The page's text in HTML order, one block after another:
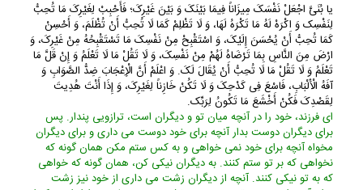
یا بُنَیَّ اجْعَلْ نَفْسَکَ مِیزَاناً فِیمَا بَیْنَکَ وَ بَیْنَ غَیْرِکَ؛ فَأَحْبِبْ لِغَیْرِکَ مَا تُحِبُّ
لِنَفْسِک وَ اکْرَهْ لَهُ مَا تَکْرَهُ لَهَا، وَ لَا تَظْلِمْ کَمَا لَا تُحِبُّ أَنْ تُظْلَمَ، وَ أَحْسِنْ
کَمَا تُحِبُّ أَنْ یُحْسَنَ إِلَیْکَ، وَ اسْتَقْبِحْ مِنْ نَفْسِکَ مَا تَسْتَقْبِحُهُ مِنْ غَیْرِکَ، وَ
ارْضَ مِنَ النَّاسِ بِمَا تَرْضَاهُ لَهُمْ مِنْ نَفْسِکَ، وَ لَا تَقُلْ مَا لَا تَعْلَمُ وَ إِنْ قَلَّ مَا
تَعْلَمُ وَ لَا تَقُلْ مَا لَا تُحِبُّ أَنْ یُقَالَ لَکَ. وَ اعْلَمْ أَنَّ الْإِعْجَابَ ضِدُّ الصَّوَابِ وَ
آفَهُ الْأَلْبَابِ، فَاسْعَ فِی کَدْحِکَ وَ لَا تَکُنْ خَازِناً لِغَیْرِکَ، وَ إِذَا أَنْتَ هُدِیتَ
لِقَصْدِکَ فَکُنْ أَخْشَعَ مَا تَکُونُ لِرَبِّک.
اى فرزند، خود را در آنچه میان تو و دیگران است، ترازویى پندار. پس
براى دیگران دوست بدار آنچه براى خود دوست مى دارى و براى دیگران
مخواه آنچه براى خود نمى خواهى و به کس ستم مکن همان گونه که
نخواهى که بر تو ستم کنند. به دیگران نیکى کن، همان گونه که خواهى
که به تو نیکى کنند. آنچه از دیگران زشت مى دارى از خود نیز زشت